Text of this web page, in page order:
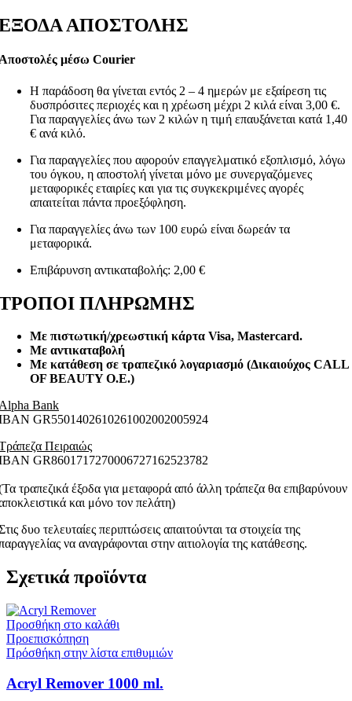
ΑΠΟΣΤΟΛΗΣ
μέσω Courier
Η παράδοση θα γίνεται εντός 2 – 4 ημερών με εξαίρεση τις
δυσπρόσιτες περιοχές και η χρέωση μέχρι 2 κιλά είναι 3,00 €.
Για παραγγελίες άνω των 2 κιλών η τιμή επαυξάνεται κατά 1,40
€ ανά κιλό.
Για παραγγελίες που αφορούν επαγγελματικό εξοπλισμό, λόγω
του όγκου, η αποστολή γίνεται μόνο με συνεργαζόμενες
μεταφορικές εταιρίες και για τις συγκεκριμένες αγορές
απαιτείται πάντα προεξόφληση.
Για παραγγελίες άνω των 100 ευρώ είναι δωρεάν τα
μεταφορικά.
Επιβάρυνση αντικαταβολής: 2,00 €
ΠΛΗΡΩΜΗΣ
Με πιστωτική/χρεωστική κάρτα Visa, Mastercard.
Με αντικαταβολή
Με κατάθεση σε τραπεζικό λογαριασμό (Δικαιούχος CALL
OF BEAUTY O.E.)
Bank
GR5501402610261002002005924
Πειραιώς
GR8601717270006727162523782
τραπεζικά έξοδα για μεταφορά από άλλη τράπεζα θα επιβαρύνουν
και μόνο τον πελάτη)
δυο τελευταίες περιπτώσεις απαιτούνται τα στοιχεία της
να αναγράφονται στην αιτιολογία της κατάθεσης.
Σχετικά προϊόντα
Προσθήκη στο καλάθι
Προεπισκόπηση
Πρόσθήκη στην λίστα επιθυμιών
Acryl Remover 1000 ml.